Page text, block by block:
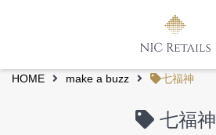
HOME make a buzz 七福神
七福神